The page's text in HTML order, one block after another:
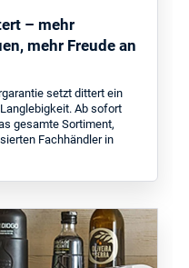
– mehr
mehr Freude an
setzt dittert ein
Ab sofort
gesamte Sortiment,
Fachhändler in